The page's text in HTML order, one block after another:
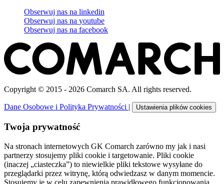
Obserwuj nas na linkedin
Obserwuj nas na youtube
Obserwuj nas na facebook
Copyright © 2015 - 2026 Comarch SA. All rights reserved.
Dane Osobowe i Polityka Prywatności | Ustawienia plików cookies
Twoja prywatność
Na stronach internetowych GK Comarch zarówno my jak i nasi
partnerzy stosujemy pliki cookie i targetowanie. Pliki cookie
(inaczej „ciasteczka”) to niewielkie pliki tekstowe wysyłane do
przeglądarki przez witrynę, którą odwiedzasz w danym momencie.